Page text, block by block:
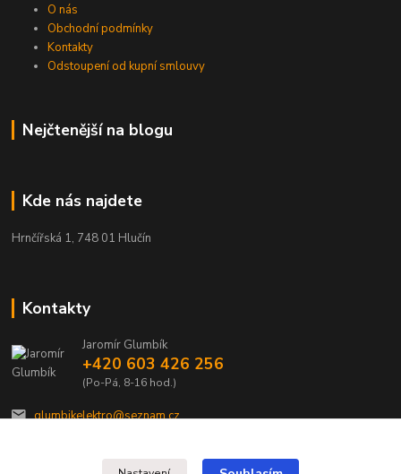
O nás
Obchodní podmínky
Kontakty
Odstoupení od kupní smlouvy
Nejčtenější na blogu
Kde nás najdete
Hrnčířská 1, 748 01 Hlučín
Kontakty
Jaromír Glumbík
+420 603 426 256
(Po-Pá, 8-16 hod.)
glumbikelektro@seznam.cz